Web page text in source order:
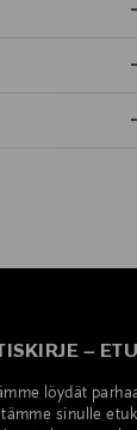
–
löydät
sinulle